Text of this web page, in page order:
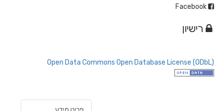
Open Data Commons Open Database License